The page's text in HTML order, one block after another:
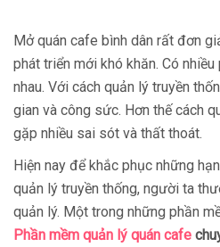
Mở quán cafe bình dân rất đơn
phát triển mới khó khăn. Có
nhau. Với cách quản lý truyền
gian và công sức. Hơn thế cách
gặp nhiều sai sót và thất thoát.
Hiện nay để khắc phục những
quản lý truyền thống, người ta
quản lý. Một trong những phần
Phần mềm quản lý quán cafe